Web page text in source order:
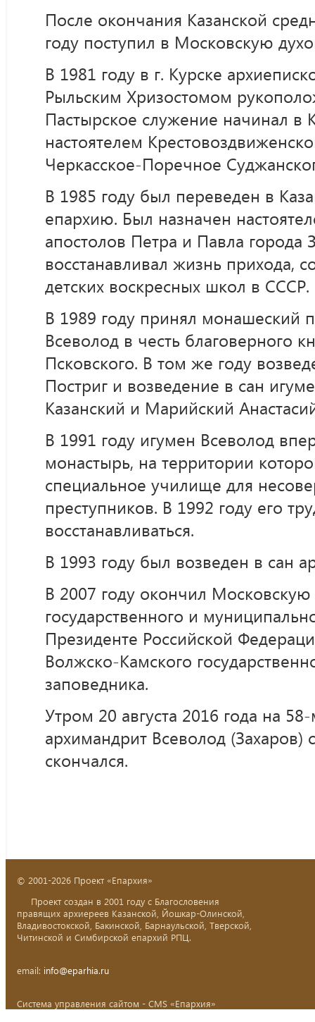
После окончания Казанской
году поступил в Московскую
В 1981 году в г. Курске
Рыльским Хризостомом
Пастырское служение начинал в
настоятелем
Черкасское-Поречное
В 1985 году был переведен в
епархию. Был назначен
апостолов Петра и Павла города
восстанавливал жизнь прихода,
детских воскресных школ в СССР.
В 1989 году принял монашеский
Всеволод в честь благоверного
Псковского. В том же году
Постриг и возведение в сан
Казанский и Марийский
В 1991 году игумен Всеволод
монастырь, на территории
специальное училище для
преступников. В 1992 году его
восстанавливаться.
В 1993 году был возведен в сан
В 2007 году окончил
государственного и
Президенте Российской
Волжско-Камского
заповедника.
Утром 20 августа 2016 года на
архимандрит Всеволод (Захаров)
скончался.
© 2001-2026 Проект «Епархия»
Проект создан в 2001 году с Благословения
правящих архиереев Казанской, Йошкар-Олинской,
Владивостокской, Бакинской, Барнаульской, Тверской,
Читинской и Симбирской епархий РПЦ.
email: info@eparhia.ru
Система управления сайтом - CMS «Епархия»